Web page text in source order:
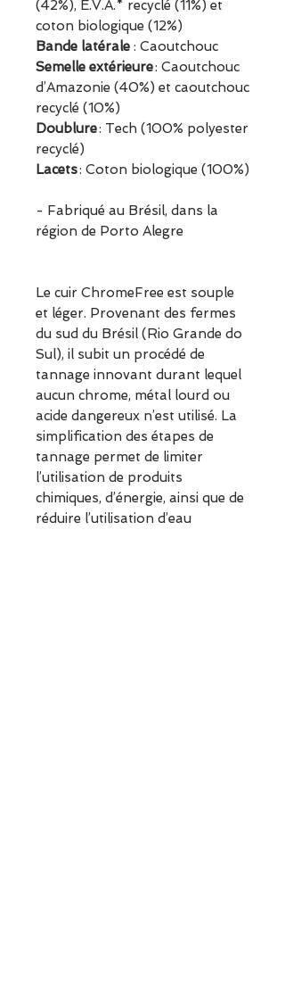
(42%), E.V.A.* recyclé (11%) et
coton biologique (12%)
Bande latérale : Caoutchouc
Semelle extérieure: Caoutchouc
d’Amazonie (40%) et caoutchouc
recyclé (10%)
Doublure: Tech (100% polyester
recyclé)
Lacets: Coton biologique (100%)
- Fabriqué au Brésil, dans la
région de Porto Alegre
Le cuir ChromeFree est souple
et léger. Provenant des fermes
du sud du Brésil (Rio Grande do
Sul), il subit un procédé de
tannage innovant durant lequel
aucun chrome, métal lourd ou
acide dangereux n’est utilisé. La
simplification des étapes de
tannage permet de limiter
l’utilisation de produits
chimiques, d’énergie, ainsi que de
réduire l’utilisation d’eau